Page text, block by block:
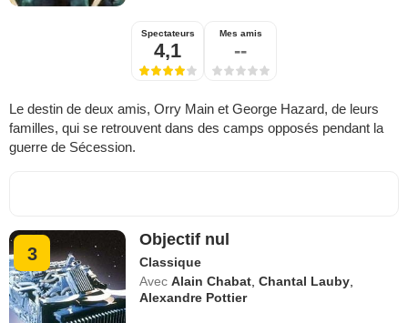
Spectateurs
4,1
Mes amis
--
Le destin de deux amis, Orry Main et George Hazard, de leurs
familles, qui se retrouvent dans des camps opposés pendant la
guerre de Sécession.
3
Objectif nul
Classique
Avec Alain Chabat ,Chantal Lauby
Alexandre Pottier